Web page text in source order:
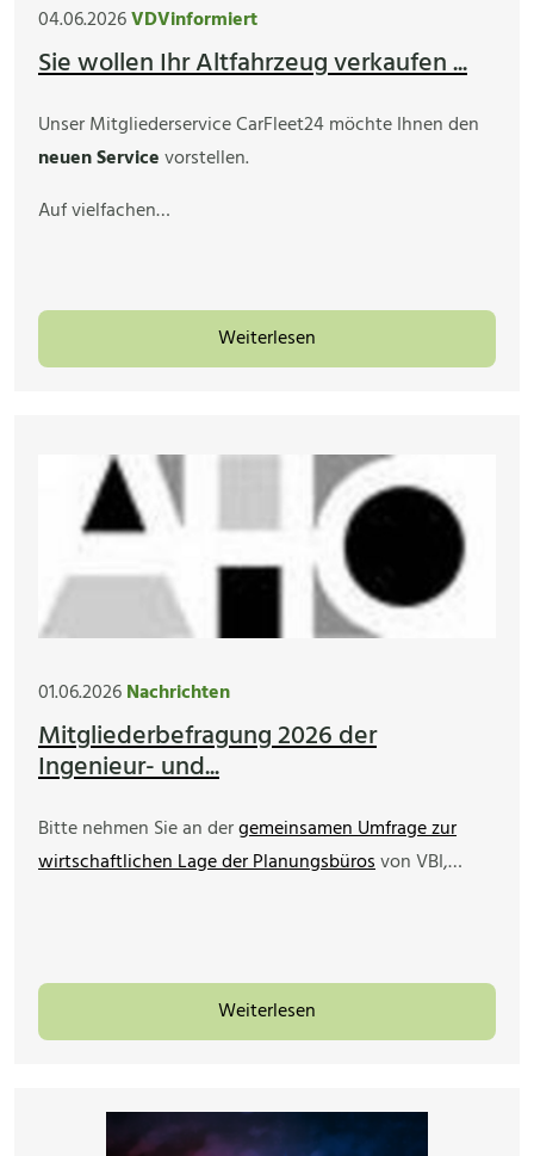
04.06.2026VDVinformiert
Sie wollen Ihr Altfahrzeug verkaufen ...
Unser Mitgliederservice CarFleet24 möchte Ihnen den
neuen Servicevorstellen.
Auf vielfachen…
Weiterlesen
01.06.2026Nachrichten
Mitgliederbefragung 2026 der
Ingenieur- und...
Bitte nehmen Sie an dergemeinsamen Umfrage zur
wirtschaftlichen Lage der Planungsbürosvon VBI,…
Weiterlesen